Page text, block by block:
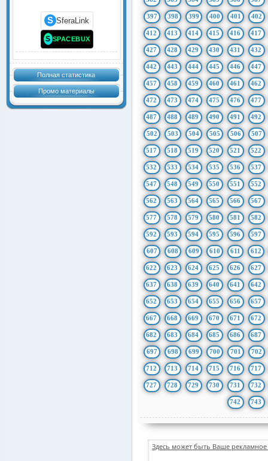
S SferaLink
S SPACEBUX
Полная статистика
Промо материалы
397 398 399 400 401 402
412 413 414 415 416 417
427 428 429 430 431 432
442 443 444 445 446 447
457 458 459 460 461 462
472 473 474 475 476 477
487 488 489 490 491 492
502 503 504 505 506 507
517 518 519 520 521 522
532 533 534 535 536 537
547 548 549 550 551 552
562 563 564 565 566 567
577 578 579 580 581 582
592 593 594 595 596 597
607 608 609 610 611 612
622 623 624 625 626 627
637 638 639 640 641 642
652 653 654 655 656 657
667 668 669 670 671 672
682 683 684 685 686 687
697 698 699 700 701 702
712 713 714 715 716 717
727 728 729 730 731 732
742 743
Здесь может быть Ваше